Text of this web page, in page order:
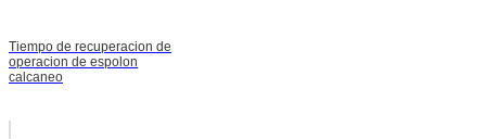
Tiempo de recuperacion de
operacion de espolon
calcaneo